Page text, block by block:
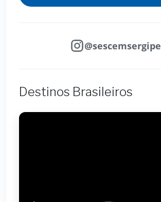
@sescemsergipe
Destinos Brasileiros